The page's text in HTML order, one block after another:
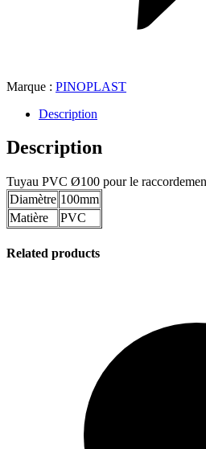
Marque : PINOPLAST
Description
Description
Tuyau PVC Ø100 pour le
Diamètre 100mm
Matière
PVC
Related products